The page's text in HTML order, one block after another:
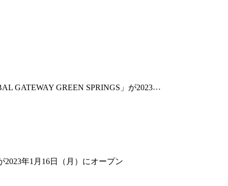
SPRINGS」が2023年１月16日ついにオープン！
年1月16日（月）にオープン